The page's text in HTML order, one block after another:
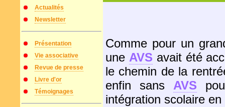
Actualités
Newsletter
Présentation
Vie associative
Revue de presse
Livre d'or
Témoignages
Comme pour un
une AVS avait été
le chemin de la
enfin sans AVS
intégration scolaire